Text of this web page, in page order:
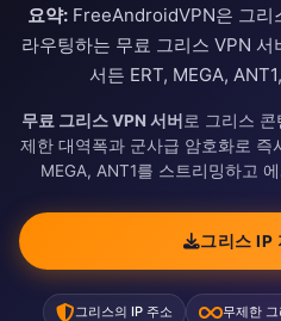
요약: FreeAndroidVPN은 그리
라우팅하는 무료 그리스 VPN
서든 ERT, MEGA,
무료 그리스 VPN 서버 로 그리스
제한 대역폭과 군사급 암호화로 즉
MEGA, ANT1를 스트리밍하고
그리스 IP
그리스의 IP 주소 무제한